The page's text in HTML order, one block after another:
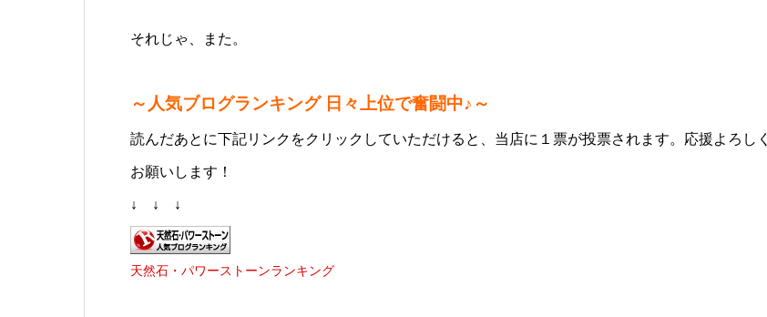
それじゃ、また。
～人気ブログランキング 日々上位で奮闘中♪～
読んだあとに下記リンクをクリックしていただけると、当店に１票が投票されます。応援よろしく
お願いします！
↓ ↓ ↓
天然石・パワーストーンランキング